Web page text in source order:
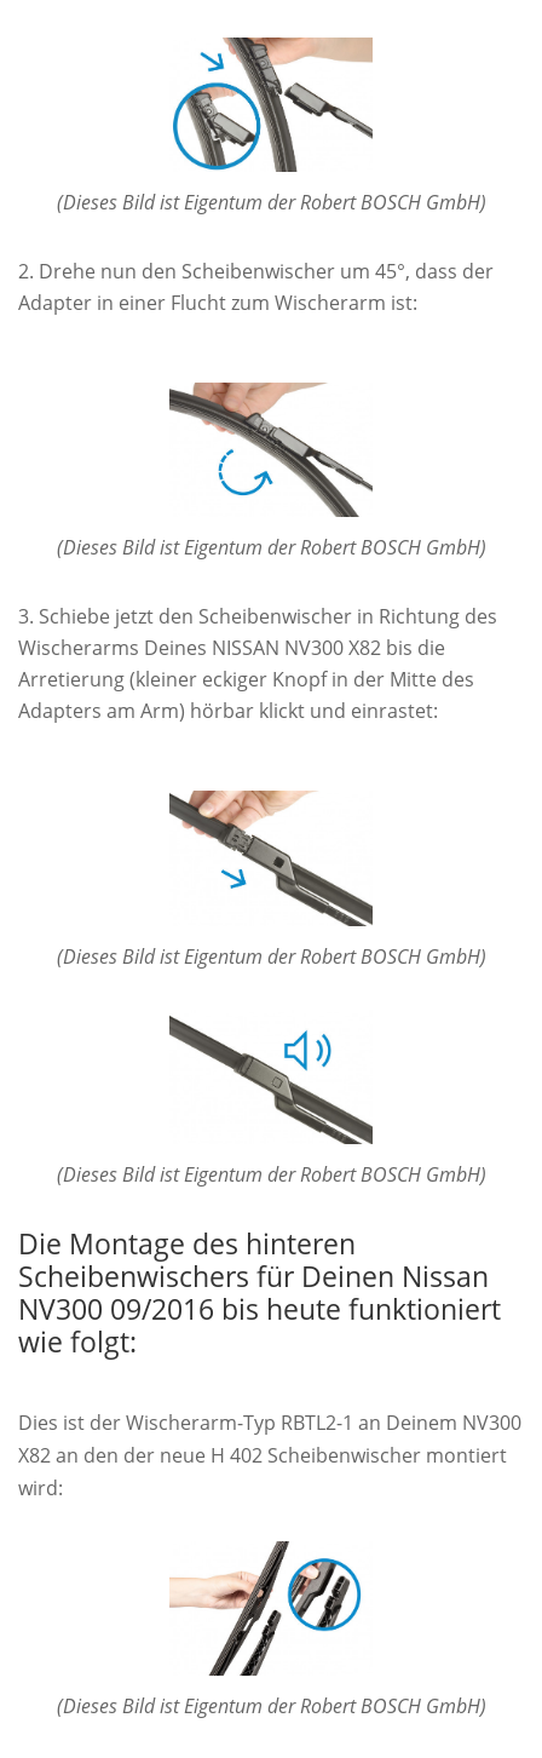
(Dieses Bild ist Eigentum der Robert BOSCH GmbH)
Drehe nun den Scheibenwischer um 45°, dass der
Adapter in einer Flucht zum Wischerarm ist:
(Dieses Bild ist Eigentum der Robert BOSCH GmbH)
Schiebe jetzt den Scheibenwischer in Richtung des
Wischerarms Deines NISSAN NV300 X82 bis die
Arretierung (kleiner eckiger Knopf in der Mitte des
Adapters am Arm) hörbar klickt und einrastet:
(Dieses Bild ist Eigentum der Robert BOSCH GmbH)
(Dieses Bild ist Eigentum der Robert BOSCH GmbH)
Die Montage des hinteren
Scheibenwischers für Deinen Nissan
NV300 09/2016 bis heute funktioniert
wie folgt:
Dies ist der Wischerarm-Typ RBTL2-1 an Deinem NV300
X82 an den der neue H 402 Scheibenwischer montiert
wird:
(Dieses Bild ist Eigentum der Robert BOSCH GmbH)